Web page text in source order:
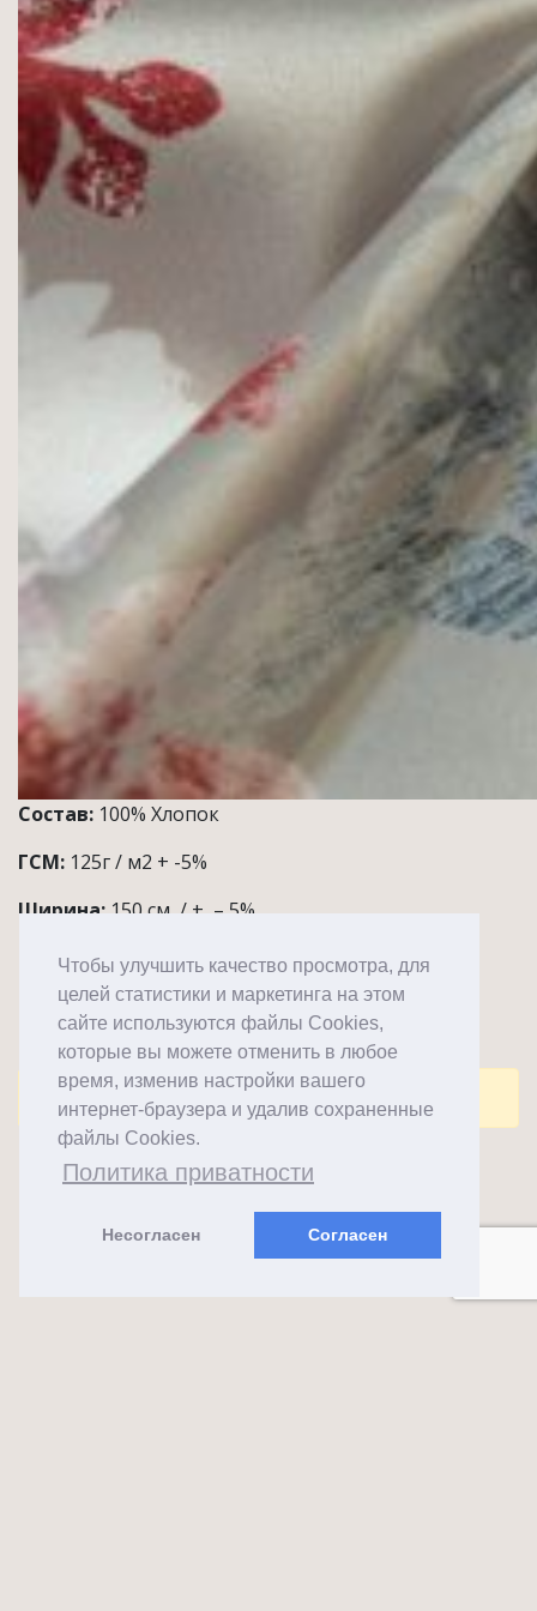
Чтобы улучшить качество просмотра, для
целей статистики и маркетинга на этом
сайте используются файлы Cookies,
которые вы можете отменить в любое
время, изменив настройки вашего
интернет-браузера и удалив сохраненные
файлы Cookies.
Политика приватности
Несогласен Согласен
Состав: 100% Хлопок
ГСМ: 125г / м2 + -5%
Ширина: 150 см / +, – 5%
Количество:1 рулон ~50 м
Примечания / Применение:Постельное белье,
рубашки, платья
Комментарии закрыты.